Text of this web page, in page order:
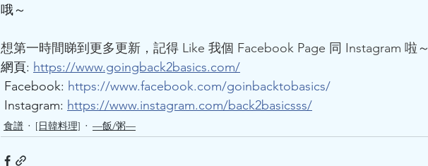
哦～
想第一時間睇到更多更新，記得 Like 我個 Facebook Page 同 Instagram 啦～
網頁: https://www.goingback2basics.com/
Facebook: https://www.facebook.com/goinbacktobasics/
Instagram: https://www.instagram.com/back2basicsss/
食譜 [日韓料理] —飯/粥—